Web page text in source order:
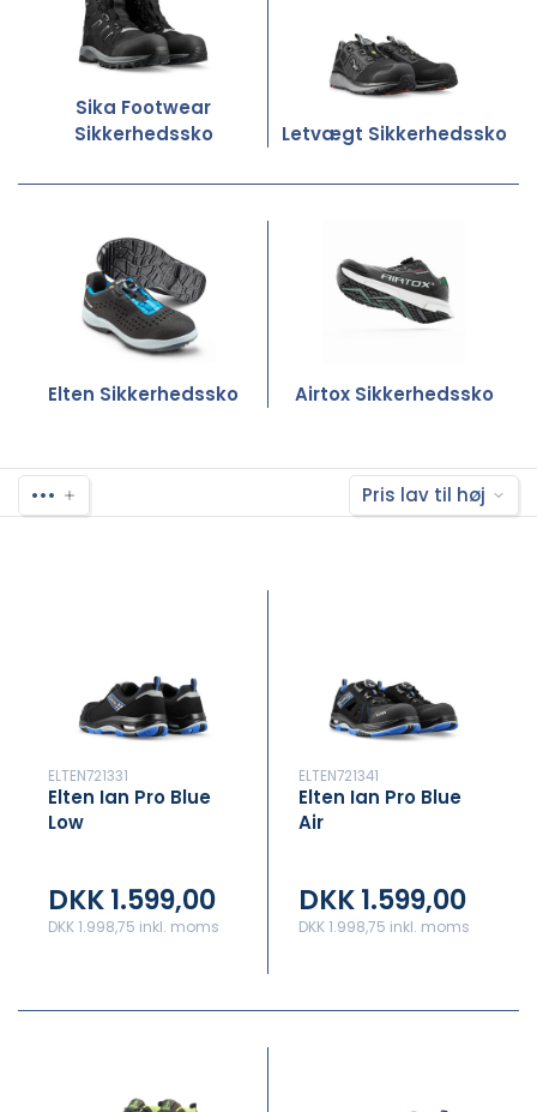
Sika Footwear
Sikkerhedssko
Letvægt Sikkerhedssko
Elten Sikkerhedssko Airtox Sikkerhedssko
••• Pris lav til høj
ELTEN721331
Elten Ian Pro Blue
Low
DKK 1.599,00
DKK 1.998,75 inkl. moms
ELTEN721341
Elten Ian Pro Blue
Air
DKK 1.599,00
DKK 1.998,75 inkl. moms